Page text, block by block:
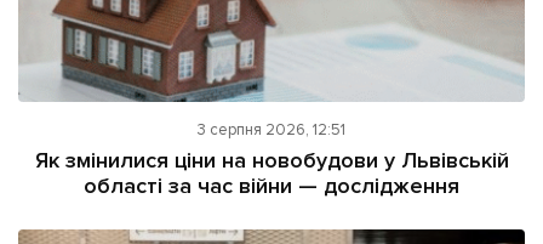
3 серпня 2026, 12:51
Як змінилися ціни на новобудови у Львівській
області за час війни — дослідження